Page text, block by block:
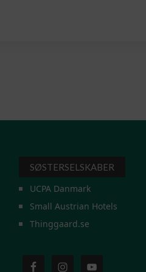
SØSTERSELSKABER
UCPA Danmark
Small Austrian Hotels
Thinggaard.se